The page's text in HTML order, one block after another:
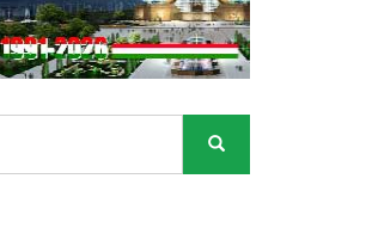
SEARCH